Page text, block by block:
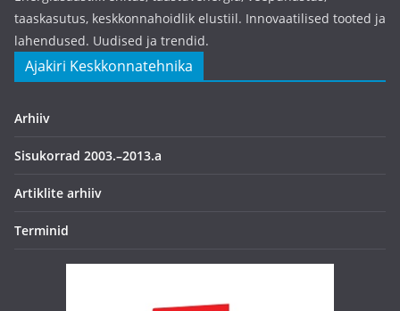
taaskasutus, keskkonnahoidlik elustiil. Innovaatilised tooted ja
lahendused. Uudised ja trendid.
Ajakiri Keskkonnatehnika
Arhiiv
Sisukorrad 2003.–2013.a
Artiklite arhiiv
Terminid